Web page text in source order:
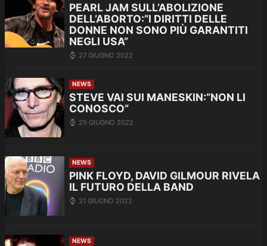
PEARL JAM SULL’ABOLIZIONE
DELL’ABORTO:”I DIRITTI DELLE
DONNE NON SONO PIÙ GARANTITI
NEGLI USA”
27 GIUGNO 2022
NEWS
STEVE VAI SUI MANESKIN:”NON LI
CONOSCO”
25 GIUGNO 2022
NEWS
PINK FLOYD, DAVID GILMOUR RIVELA
IL FUTURO DELLA BAND
21 GIUGNO 2022
NEWS